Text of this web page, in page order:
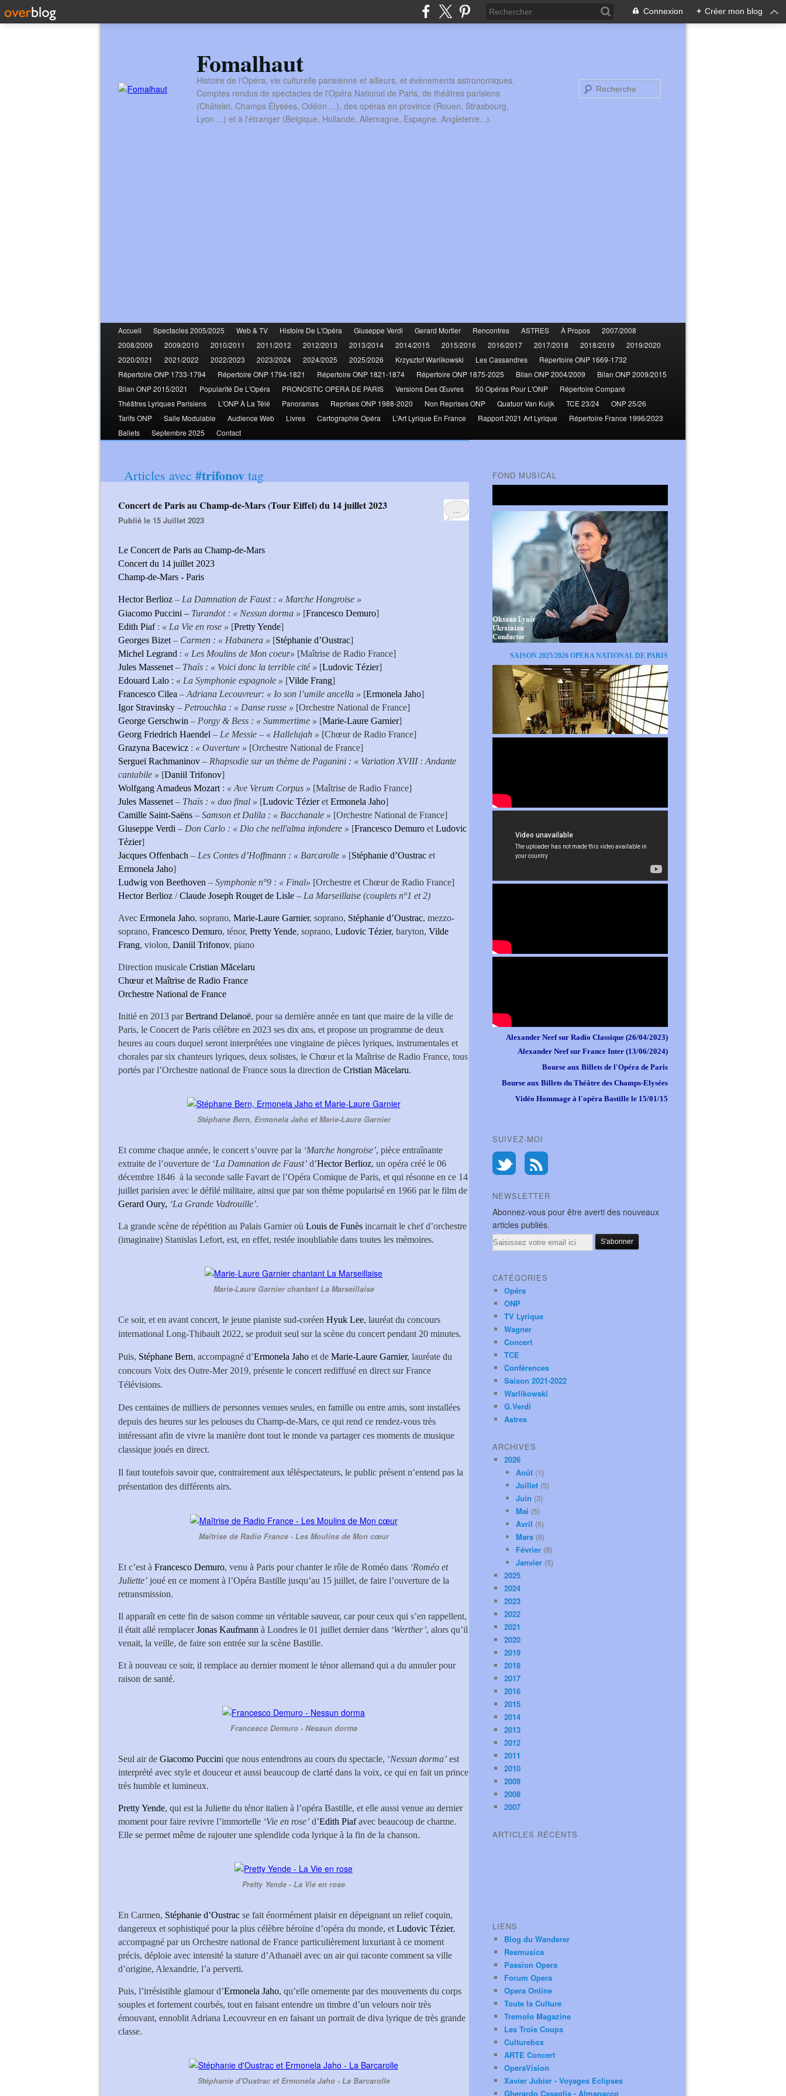
Connexion + Créer mon blog
Fomalhaut
Histoire de l'Opéra, vie culturelle parisienne et ailleurs, et évènements astronomiques.
Comptes rendus de spectacles de l'Opéra National de Paris, de théâtres parisiens
(Châtelet, Champs Élysées, Odéon ...), des opéras en province (Rouen, Strasbourg,
Lyon ...) et à l'étranger (Belgique, Hollande, Allemagne, Espagne, Angleterre...).
Accueil Spectacles 2005/2025 Web & TV Histoire De L'Opéra Giuseppe Verdi Gerard Mortier Rencontres ASTRES À Propos
2007/2008
2008/2009
2009/2010 2010/2011 2011/2012 2012/2013 2013/2014 2014/2015 2015/2016 2016/2017 2017/2018 2018/2019
2019/2020
2020/2021
2021/2022 2022/2023 2023/2024 2024/2025 2025/2026 Krzysztof Warlikowski Les Cassandres
Répertoire ONP 1669-1732
Répertoire ONP 1733-1794
Répertoire ONP 1794-1821 Répertoire ONP 1821-1874 Répertoire ONP 1875-2025 Bilan ONP 2004/2009
Bilan ONP 2009/2015
Bilan ONP 2015/2021
Popularité De L'Opéra PRONOSTIC OPERA DE PARIS Versions Des Œuvres 50 Opéras Pour L'ONP
Répertoire Comparé
Théâtres Lyriques Parisiens
L'ONP À La Télé Panoramas Reprises ONP 1988-2020 Non Reprises ONP Quatuor Van Kuijk TCE 23/24
ONP 25/26
Tarifs ONP
Salle Modulable Audience Web Livres Cartographie Opéra L'Art Lyrique En France Rapport 2021 Art Lyrique
Répertoire France 1996/2023
Ballets
Septembre 2025 Contact
Articles avec #trifonov tag
…
Concert de Paris au Champ-de-Mars (Tour Eiffel) du 14 juillet 2023
Publié le 15 Juillet 2023
Le Concert de Paris au Champ-de-Mars
Concert du 14 juillet 2023
Champ-de-Mars - Paris
Hector Berlioz – La Damnation de Faust : « Marche Hongroise »
Giacomo Puccini – Turandot : « Nessun dorma » [Francesco Demuro]
Edith Piaf: « La Vie en rose » [Pretty Yende]
Georges Bizet – Carmen : « Habanera » [Stéphanie d’Oustrac]
Michel Legrand : « Les Moulins de Mon coeur» [Maîtrise de Radio France]
Jules Massenet – Thaïs : « Voici donc la terrible cité » [Ludovic Tézier]
Edouard Lalo : « La Symphonie espagnole » [Vilde Frang]
Francesco Cilea – Adriana Lecouvreur: « Io son l’umile ancella » [Ermonela Jaho]
Igor Stravinsky – Petrouchka : « Danse russe » [Orchestre National de France]
George Gerschwin – Porgy & Bess : « Summertime » [Marie-Laure Garnier]
Georg Friedrich Haendel – Le Messie – « Hallelujah » [Chœur de Radio France]
Grazyna Bacewicz : « Ouverture » [Orchestre National de France]
Sergueï Rachmaninov – Rhapsodie sur un thème de Paganini : « Variation XVIII : Andante
cantabile » [Daniil Trifonov]
Wolfgang Amadeus Mozart : « Ave Verum Corpus » [Maîtrise de Radio France]
Jules Massenet – Thaïs : « duo final » [Ludovic Tézieret Ermonela Jaho]
Camille Saint-Saëns – Samson et Dalila : « Bacchanale » [Orchestre National de France]
Giuseppe Verdi – Don Carlo : « Dio che nell'alma infondere » [Francesco Demuro et Ludovic
Tézier]
Jacques Offenbach – Les Contes d’Hoffmann : « Barcarolle » [Stéphanie d’Oustrac et
Ermonela Jaho]
Ludwig von Beethoven – Symphonie n°9 : « Final» [Orchestre et Chœur de Radio France]
Hector Berlioz /Claude Joseph Rouget de Lisle – La Marseillaise (couplets n°1 et 2)
Avec Ermonela Jaho, soprano, Marie-Laure Garnier, soprano, Stéphanie d’Oustrac, mezzo-
soprano, Francesco Demuro, ténor, Pretty Yende, soprano, Ludovic Tézier, baryton, Vilde
Frang, violon, Daniil Trifonov, piano
Direction musicale Cristian Măcelaru
Chœur et Maîtrise de Radio France
Orchestre National de France
Initié en 2013 parBertrand Delanoë, pour sa dernière année en tant que maire de la ville de
Paris, le Concert de Paris célèbre en 2023 ses dix ans, et propose un programme de deux
heures au cours duquel seront interprétées une vingtaine de pièces lyriques, instrumentales et
chorales par six chanteurs lyriques, deux solistes, le Chœur et la Maîtrise de Radio France, tous
portés par l’Orchestre national de France sous la direction de Cristian Măcelaru.
Stéphane Bern, Ermonela Jaho et Marie-Laure Garnier
Et comme chaque année, le concert s’ouvre par la ‘Marche hongroise’, pièce entraînante
extraite de l’ouverture de ‘La Damnation de Faust’ d’Hector Berlioz, un opéra créé le 06
décembre 1846 à la seconde salle Favart de l’Opéra Comique de Paris, et qui résonne en ce 14
juillet parisien avec le défilé militaire, ainsi que par son thème popularisé en 1966 par le film de
Gerard Oury, ‘La Grande Vadrouille’.
La grande scène de répétition au Palais Garnier où Louis de Funès incarnait le chef d’orchestre
(imaginaire) Stanislas Lefort, est, en effet, restée inoubliable dans toutes les mémoires.
Marie-Laure Garnier chantant La Marseillaise
Ce soir, et en avant concert, le jeune pianiste sud-coréen Hyuk Lee, lauréat du concours
international Long-Thibault 2022, se produit seul sur la scène du concert pendant 20 minutes.
Puis, Stéphane Bern, accompagné d’Ermonela Jaho et de Marie-Laure Garnier, lauréate du
concours Voix des Outre-Mer 2019, présente le concert rediffusé en direct sur France
Télévisions.
Des centaines de milliers de personnes venues seules, en famille ou entre amis, sont installées
depuis des heures sur les pelouses du Champ-de-Mars, ce qui rend ce rendez-vous très
intéressant afin de vivre la manière dont tout le monde va partager ces moments de musique
classique joués en direct.
Il faut toutefois savoir que, contrairement aux téléspectateurs, le public présent n’entend pas la
présentation des différents airs.
Maîtrise de Radio France - Les Moulins de Mon cœur
Et c’est à Francesco Demuro, venu à Paris pour chanter le rôle de Roméo dans ‘Roméo et
Juliette’ joué en ce moment à l’Opéra Bastille jusqu’au 15 juillet, de faire l’ouverture de la
retransmission.
Il apparaît en cette fin de saison comme un véritable sauveur, car pour ceux qui s’en rappellent,
il était allé remplacerJonas Kaufmann à Londres le 01 juillet dernier dans ‘Werther’, alors qu’il
venait, la veille, de faire son entrée sur la scène Bastille.
Et à nouveau ce soir, il remplace au dernier moment le ténor allemand qui a du annuler pour
raison de santé.
Francesco Demuro - Nessun dorma
Seul air de Giacomo Puccini que nous entendrons au cours du spectacle, ‘Nessun dorma’ est
interprété avec style et douceur et aussi beaucoup de clarté dans la voix, ce qui en fait un prince
très humble et lumineux.
Pretty Yende, qui est la Juliette du ténor italien à l’opéra Bastille, et elle aussi venue au dernier
moment pour faire revivre l’immortelle ‘Vie en rose’ d’Edith Piafavec beaucoup de charme.
Elle se permet même de rajouter une splendide coda lyrique à la fin de la chanson.
Pretty Yende - La Vie en rose
En Carmen, Stéphanie d’Oustrac se fait énormément plaisir en dépeignant un relief coquin,
dangereux et sophistiqué pour la plus célèbre héroïne d’opéra du monde, et Ludovic Tézier,
accompagné par un Orchestre national de France particulièrement luxuriant à ce moment
précis, déploie avec intensité la stature d’Athanaël avec un air qui raconte comment sa ville
d’origine, Alexandrie, l’a perverti.
Puis, l’irrésistible glamour d’Ermonela Jaho, qu’elle ornemente par des mouvements du corps
souples et fortement courbés, tout en faisant entendre un timbre d’un velours noir très
émouvant, ennoblit Adriana Lecouvreur en en faisant un portrait de diva lyrique de très grande
classe.
Stéphanie d'Oustrac et Ermonela Jaho - La Barcarolle
FOND MUSICAL
SAISON 2025/2026 OPERA NATIONAL DE PARIS
Alexander Neef sur Radio Classique (26/04/2023)
Alexander Neef sur France Inter (13/06/2024)
Bourse aux Billets de l'Opéra de Paris
Bourse aux Billets du Théâtre des Champs-Elysées
Vidéo Hommage à l'opéra Bastille le 15/01/15
SUIVEZ-MOI
NEWSLETTER
Abonnez-vous pour être averti des nouveaux
articles publiés.
Email
CATÉGORIES
Opéra
ONP
TV Lyrique
Wagner
Concert
TCE
Conférences
Saison 2021-2022
Warlikowski
G.Verdi
Astres
ARCHIVES
2026
Août (1)
Juillet (5)
Juin (3)
Mai (5)
Avril (5)
Mars (6)
Février (8)
Janvier (5)
2025
2024
2023
2022
2021
2020
2019
2018
2017
2016
2015
2014
2013
2012
2011
2010
2009
2008
2007
ARTICLES RÉCENTS
LIENS
Blog du Wanderer
Resmusica
Passion Opera
Forum Opera
Opera Online
Toute la Culture
Tremolo Magazine
Les Trois Coups
Culturebox
ARTE Concert
OperaVision
Xavier Jubier - Voyages Eclipses
Gherardo Casaglia - Almanacco